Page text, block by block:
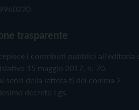
trasparente
i contributi pubblici all'editoria
15 maggio 2017, n. 70.
sensi della lettera f) del comma 2
decreto Lgs.